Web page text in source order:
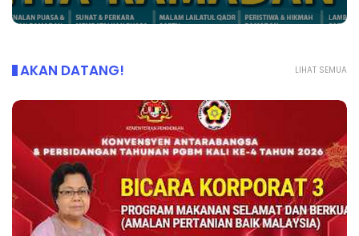
LIHAT SEMUA
AKAN DATANG!